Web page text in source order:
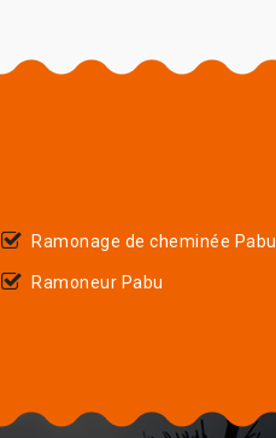
Ramonage de cheminée Pabu
Ramoneur Pabu